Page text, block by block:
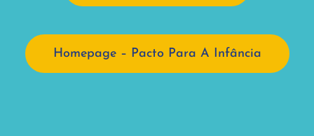
Homepage – Pacto Para A Infância